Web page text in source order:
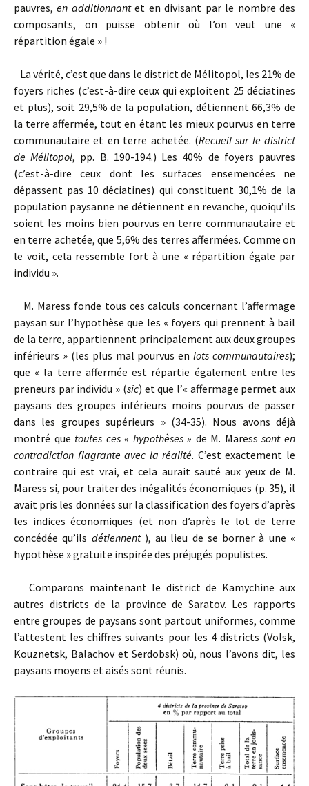
pauvres,en additionnantet en divisant par le nombre des
composants, on puisse obtenir où l’on veut une «
répartition égale » !
La vérité, c’est que dans le district de Mélitopol, les 21% de
foyers riches (c’est-à-dire ceux qui exploitent 25 déciatines
et plus), soit 29,5% de la population, détiennent 66,3% de
la terre affermée, tout en étant les mieux pourvus en terre
communautaire et en terre achetée. (Recueil sur le district
de Mélitopol, pp. B. 190-194.) Les 40% de foyers pauvres
(c’est-à-dire ceux dont les surfaces ensemencées ne
dépassent pas 10 déciatines) qui constituent 30,1% de la
population paysanne ne détiennent en revanche, quoiqu’ils
soient les moins bien pourvus en terre communautaire et
en terre achetée, que 5,6% des terres affermées. Comme on
le voit, cela ressemble fort à une « répartition égale par
individu ».
M. Maress fonde tous ces calculs concernant l’affermage
paysan sur l’hypothèse que les « foyers qui prennent à bail
de la terre, appartiennent principalement aux deux groupes
inférieurs » (les plus mal pourvus enlots communautaires);
que « la terre affermée est répartie également entre les
preneurs par individu » (sic) et que l’« affermage permet aux
paysans des groupes inférieurs moins pourvus de passer
dans les groupes supérieurs » (34-35). Nous avons déjà
montré que toutes ces « hypothèses » de M. Maresssont en
contradiction flagrante avec la réalité. C’est exactement le
contraire qui est vrai, et cela aurait sauté aux yeux de M.
Maress si, pour traiter des inégalités économiques (p. 35), il
avait pris les données sur la classification des foyers d’après
les indices économiques (et non d’après le lot de terre
concédée qu’ils détiennent), au lieu de se borner à une «
hypothèse » gratuite inspirée des préjugés populistes.
Comparons maintenant le district de Kamychine aux
autres districts de la province de Saratov. Les rapports
entre groupes de paysans sont partout uniformes, comme
l’attestent les chiffres suivants pour les 4 districts (Volsk,
Kouznetsk, Balachov et Serdobsk) où, nous l’avons dit, les
paysans moyens et aisés sont réunis.